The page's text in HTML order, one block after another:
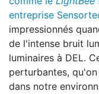
entreprise
impressionnés
de l'intense bruit
luminaires à DEL.
perturbantes,
dans notre